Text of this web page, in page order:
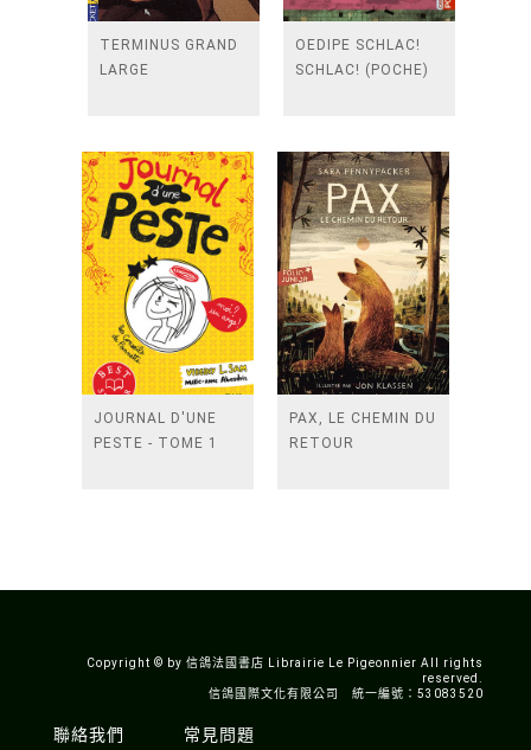
TERMINUS GRAND
LARGE
OEDIPE SCHLAC!
SCHLAC! (POCHE)
JOURNAL D'UNE
PESTE - TOME 1
PAX, LE CHEMIN DU
RETOUR
Copyright © by 信鴿法國書店 Librairie Le Pigeonnier All rights
reserved.
信鴿國際文化有限公司 統一編號：53083520
聯絡我們 常見問題